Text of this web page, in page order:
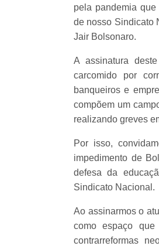
pela pandemia
de nosso Sindicato
Jair Bolsonaro.
A assinatura
carcomido por
banqueiros e
compõem um
realizando greves
Por isso,
impedimento de
defesa da
Sindicato Nacional.
Ao assinarmos o
como espaço
contrarreformas